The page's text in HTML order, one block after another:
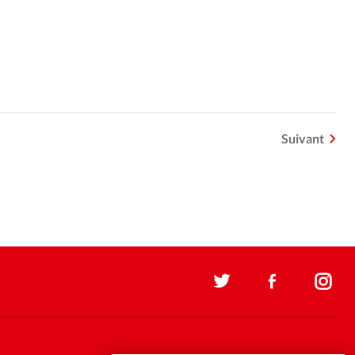
Suivant